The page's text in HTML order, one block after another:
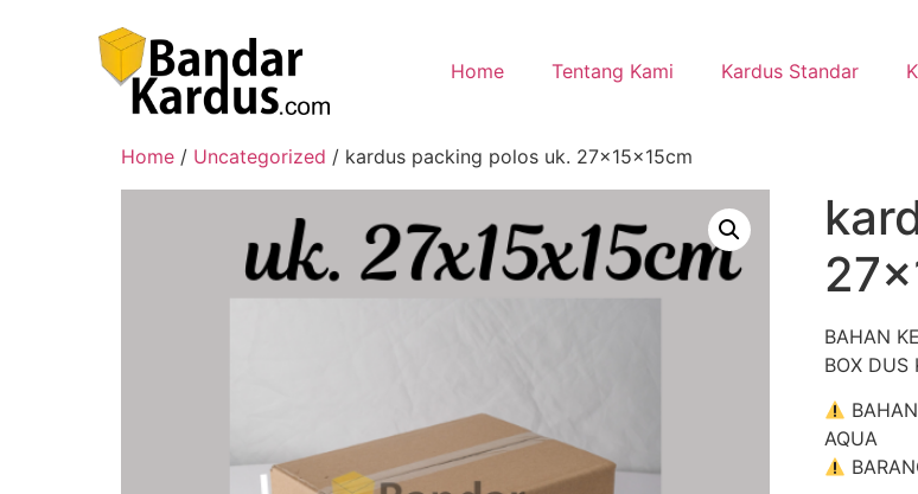
Home Tentang Kami Kardus Standar
Home / Uncategorized / kardus packing polos uk. 27x15x15cm
BAHAN
BOX DUS
AQUA